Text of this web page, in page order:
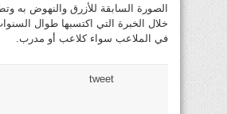
الصورة السابقة للأزرق والنهوض به
خلال الخبرة التي اكتسبها طوال
في الملاعب سواء كلاعب أو مدرب.
tweet